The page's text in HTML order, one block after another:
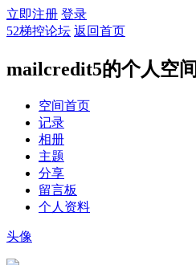
立即注册 登录
52梯控论坛 返回首页
mailcredit5的个人空间
空间首页
记录
相册
主题
分享
留言板
个人资料
头像